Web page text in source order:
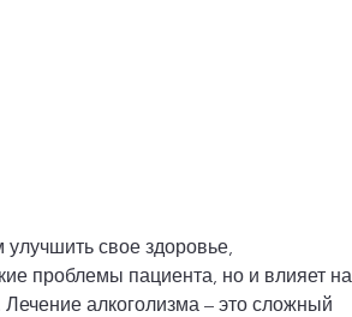
проблемы пациента, но и влияет на
алкоголизма – это сложный